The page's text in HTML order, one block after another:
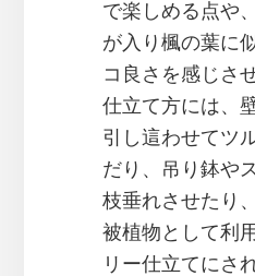
で楽しめる点や
が入り楓の葉に
コ良さを感じさ
仕立て方には、
引し這わせてツ
だり、吊り鉢や
枝垂れさせたり
被植物として利
リー仕立てにさ